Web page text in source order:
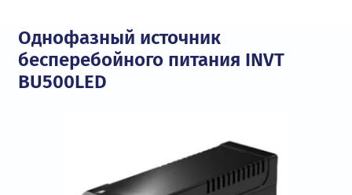
Однофазный источник
бесперебойного питания INVT
BU500LED